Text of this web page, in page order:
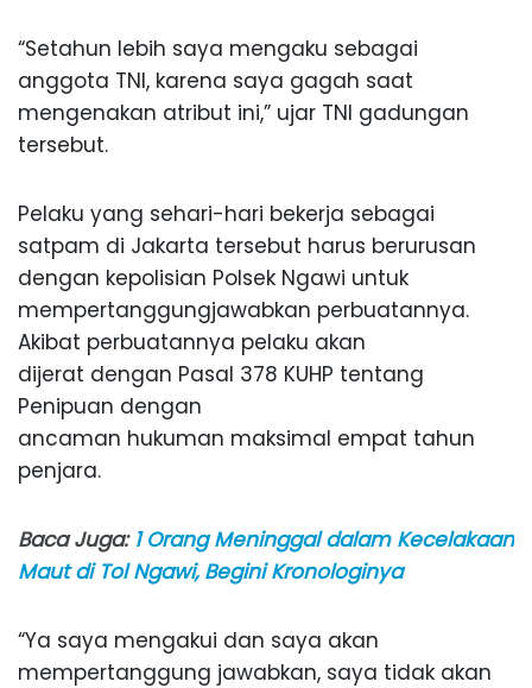
“Setahun lebih saya mengaku sebagai
anggota TNI, karena saya gagah saat
mengenakan atribut ini,” ujar TNI gadungan
tersebut.
Pelaku yang sehari-hari bekerja sebagai
satpam di Jakarta tersebut harus berurusan
dengan kepolisian Polsek Ngawi untuk
mempertanggungjawabkan perbuatannya.
Akibat perbuatannya pelaku akan
dijerat dengan Pasal 378 KUHP tentang
Penipuan dengan
ancaman hukuman maksimal empat tahun
penjara.
Baca Juga: 1 Orang Meninggal dalam Kecelakaan
Maut di Tol Ngawi, Begini Kronologinya
“Ya saya mengakui dan saya akan
mempertanggung jawabkan, saya tidak akan